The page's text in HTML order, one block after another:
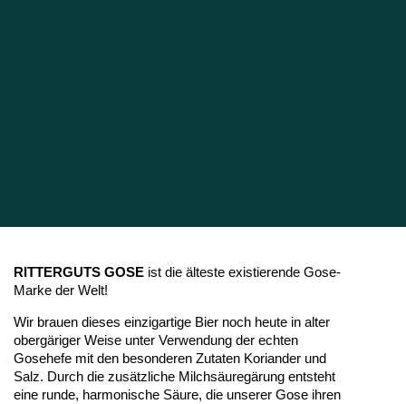
RITTERGUTS GOSE ist die älteste existierende Gose-
Marke der Welt!
Wir brauen dieses einzigartige Bier noch heute in alter
obergäriger Weise unter Verwendung der echten
Gosehefe mit den besonderen Zutaten Koriander und
Salz. Durch die zusätzliche Milchsäuregärung entsteht
eine runde, harmonische Säure, die unserer Gose ihren